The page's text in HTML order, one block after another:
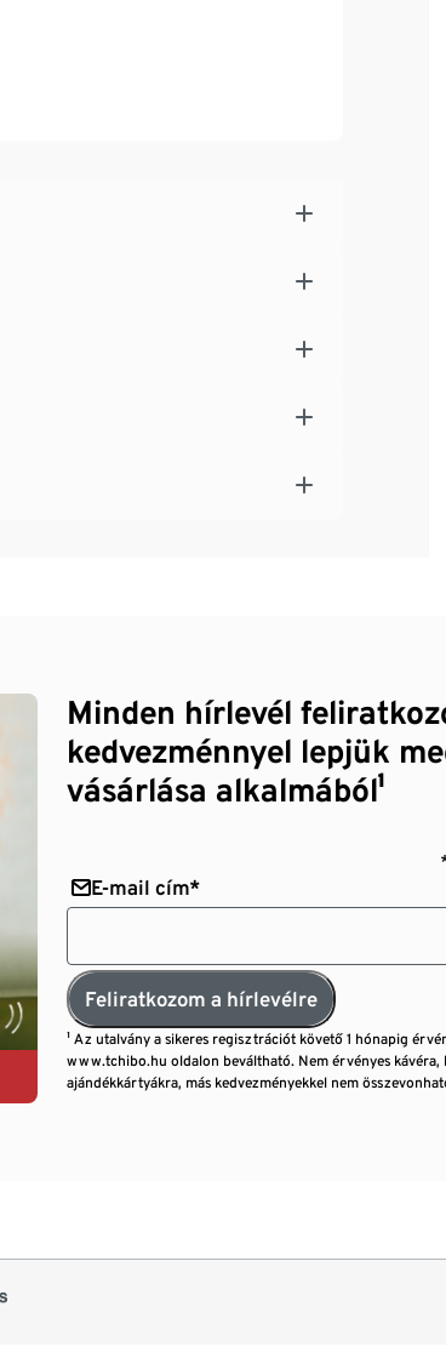
Minden hírlevél
kedvezménnyel lepjük
vásárlása alkalmából¹
E-mail cím*
Feliratkozom a hírlevélre
¹ Az utalvány a sikeres regisztrációt követő 1 hónapig
www.tchibo.hu oldalon beváltható. Nem érvényes kávéra,
ajándékkártyákra, más kedvezményekkel nem